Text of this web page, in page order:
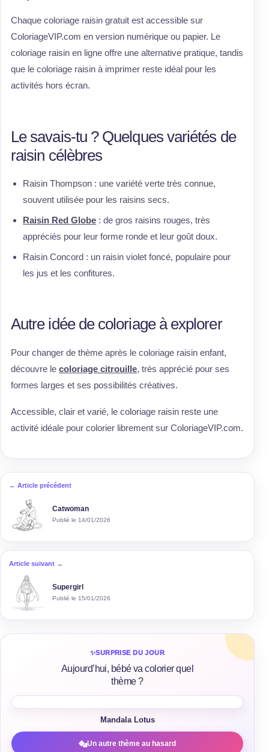
Chaque coloriage raisin gratuit est accessible sur
ColoriageVIP.com en version numérique ou papier. Le
coloriage raisin en ligne offre une alternative pratique, tandis
que le coloriage raisin à imprimer reste idéal pour les
activités hors écran.
Le savais-tu ? Quelques variétés de
raisin célèbres
Raisin Thompson : une variété verte très connue,
souvent utilisée pour les raisins secs.
Raisin Red Globe : de gros raisins rouges, très
appréciés pour leur forme ronde et leur goût doux.
Raisin Concord : un raisin violet foncé, populaire pour
les jus et les confitures.
Autre idée de coloriage à explorer
Pour changer de thème après le coloriage raisin enfant,
découvre le coloriage citrouille, très apprécié pour ses
formes larges et ses possibilités créatives.
Accessible, clair et varié, le coloriage raisin reste une
activité idéale pour colorier librement sur ColoriageVIP.com.
← Article précédent
Catwoman
Publié le 14/01/2026
Article suivant →
Supergirl
Publié le 15/01/2026
✨SURPRISE DU JOUR
Aujourd’hui, bébé va colorier quel
thème ?
Mandala Lotus
Un autre thème au hasard